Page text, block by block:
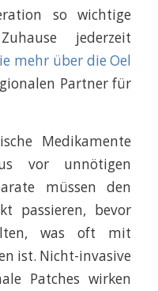
so wichtige
jederzeit
mehr über die Oel
Partner für
Medikamente
vor unnötigen
müssen den
passieren, bevor
was oft mit
ist. Nicht-invasive
Patches wirken